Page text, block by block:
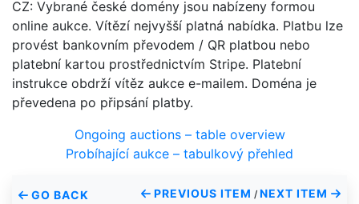
CZ: Vybrané české domény jsou nabízeny formou
online aukce. Vítězí nejvyšší platná nabídka. Platbu lze
provést bankovním převodem / QR platbou nebo
platební kartou prostřednictvím Stripe. Platební
instrukce obdrží vítěz aukce e-mailem. Doména je
převedena po připsání platby.
Ongoing auctions – table overview
Probíhající aukce – tabulkový přehled
GO BACK PREVIOUS ITEM / NEXT ITEM